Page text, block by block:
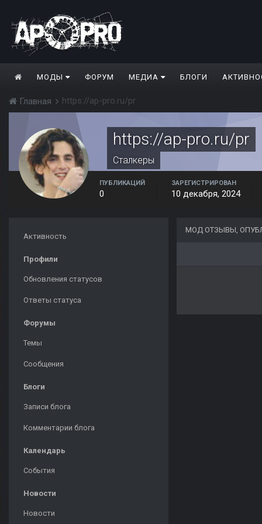
МОДЫ ФОРУМ МЕДИА БЛОГИ
Главная https://ap-pro.ru/pr
https://ap-pro.ru/pr
Сталкеры
ПУБЛИКАЦИЙ
0
ЗАРЕГИСТРИРОВАН
10 декабря, 2024
Активность
Профили
Обновления статусов
Ответы статуса
Форумы
Темы
Сообщения
Блоги
Записи блога
Комментарии блога
Календарь
События
Новости
Новости
МОД ОТЗЫВЫ,